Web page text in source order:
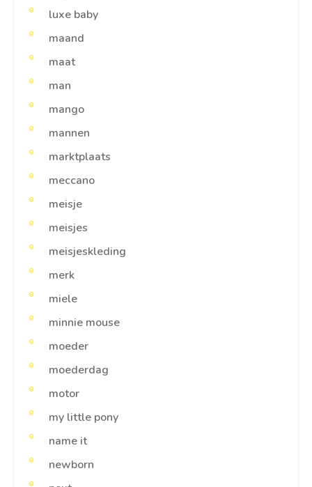
luxe baby
maand
maat
man
mango
mannen
marktplaats
meccano
meisje
meisjes
meisjeskleding
merk
miele
minnie mouse
moeder
moederdag
motor
my little pony
name it
newborn